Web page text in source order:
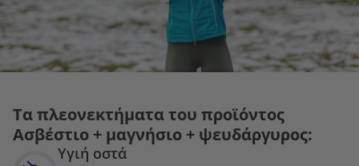
Τα πλεονεκτήματα του προϊόντος
Ασβέστιο + μαγνήσιο + ψευδάργυρος:
Υγιή οστά